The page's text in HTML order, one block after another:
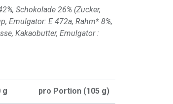
Schokolade 26% (Zucker,
Emulgator: E 472a, Rahm* 8%,
Kakaobutter, Emulgator :
g pro Portion (105 g)